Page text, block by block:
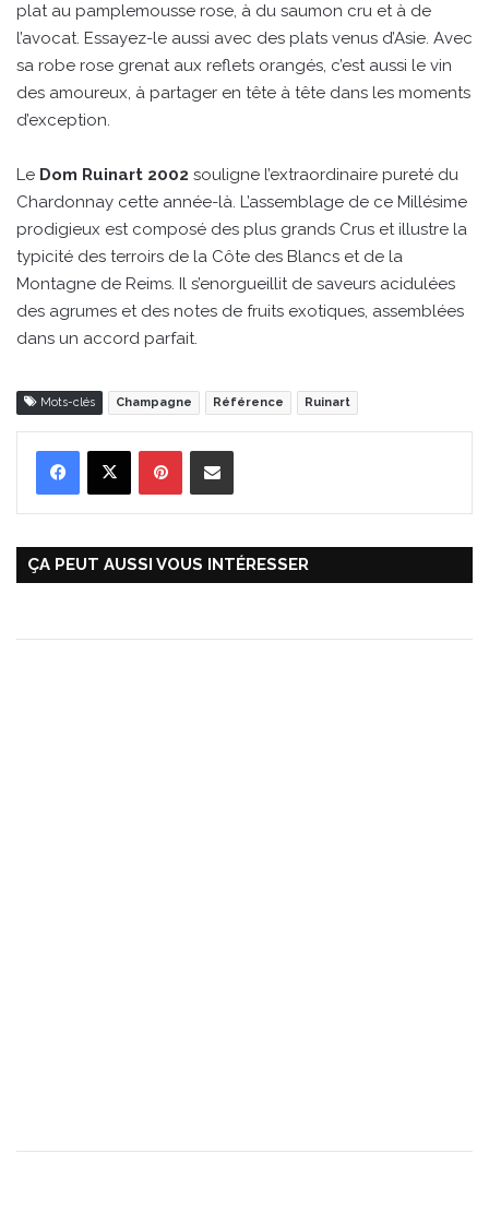
plat au pamplemousse rose, à du saumon cru et à de
l’avocat. Essayez-le aussi avec des plats venus d’Asie. Avec
sa robe rose grenat aux reflets orangés, c’est aussi le vin
des amoureux, à partager en tête à tête dans les moments
d’exception.
Le Dom Ruinart 2002 souligne l’extraordinaire pureté du
Chardonnay cette année-là. L’assemblage de ce Millésime
prodigieux est composé des plus grands Crus et illustre la
typicité des terroirs de la Côte des Blancs et de la
Montagne de Reims. Il s’enorgueillit de saveurs acidulées
des agrumes et des notes de fruits exotiques, assemblées
dans un accord parfait.
Mots-clés Champagne Référence Ruinart
ÇA PEUT AUSSI VOUS INTÉRESSER